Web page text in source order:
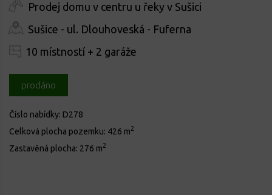
Prodej domu v centru u řeky v Sušici
Sušice - ul. Dlouhoveská - Fuferna
10 místností + 2 garáže
prodáno
Číslo nabídky: D278
Celková plocha pozemku: 426 m2
Zastavěná plocha: 276 m2